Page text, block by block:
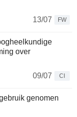
13/07
FW
over
09/07
CI
genomen